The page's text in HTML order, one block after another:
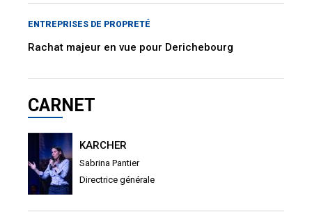
ENTREPRISES DE PROPRETÉ
Rachat majeur en vue pour Derichebourg
CARNET
KARCHER
Sabrina Pantier
Directrice générale